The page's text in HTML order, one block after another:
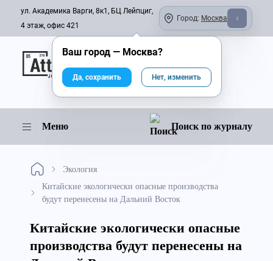
ул. Академика Варги, 8к1, БЦ Лейпциг,
4 этаж, офис 421
Город: Москва
Онлайн-журнал
Меню Поиск по журналу
Экология
Китайские экологически опасные производства
будут перенесены на Дальний Восток
Китайские экологически опасные
производства будут перенесены на
Ваш город — Москва?
Да, сохранить Нет, изменить